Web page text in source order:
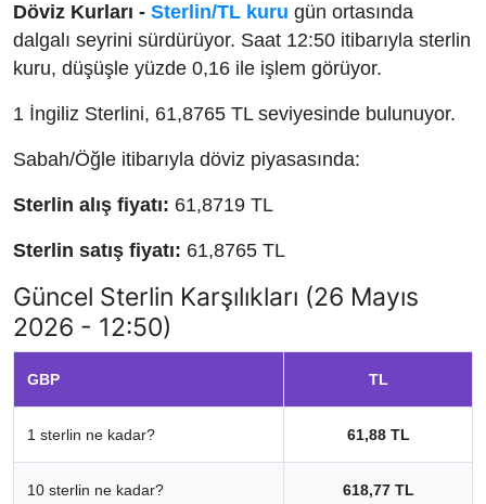
Döviz Kurları - Sterlin/TL kuru gün ortasında
dalgalı seyrini sürdürüyor. Saat 12:50 itibarıyla sterlin
kuru, düşüşle yüzde 0,16 ile işlem görüyor.
1 İngiliz Sterlini, 61,8765 TL seviyesinde bulunuyor.
Sabah/Öğle itibarıyla döviz piyasasında:
Sterlin alış fiyatı: 61,8719 TL
Sterlin satış fiyatı: 61,8765 TL
Güncel Sterlin Karşılıkları (26 Mayıs
2026 - 12:50)
GBP TL
1 sterlin ne kadar? 61,88 TL
10 sterlin ne kadar? 618,77 TL